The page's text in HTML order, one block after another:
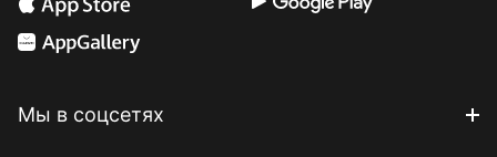
Мы в соцсетях